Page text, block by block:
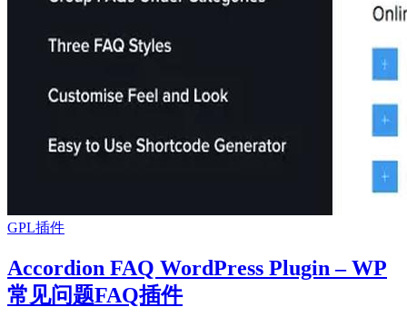
GPL插件
Accordion FAQ WordPress Plugin – WP
常见问题FAQ插件